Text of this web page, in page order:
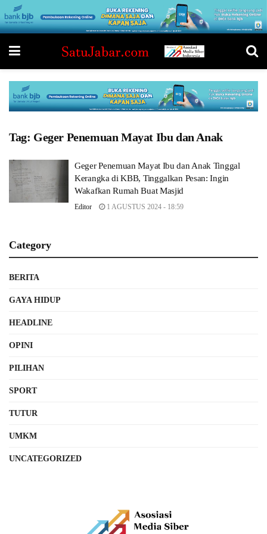
Tag: Geger Penemuan Mayat Ibu dan Anak
Geger Penemuan Mayat Ibu dan Anak Tinggal
Kerangka di KBB, Tinggalkan Pesan: Ingin
Wakafkan Rumah Buat Masjid
Editor 1 AGUSTUS 2024 - 18:59
Category
BERITA
GAYA HIDUP
HEADLINE
OPINI
PILIHAN
SPORT
TUTUR
UMKM
UNCATEGORIZED